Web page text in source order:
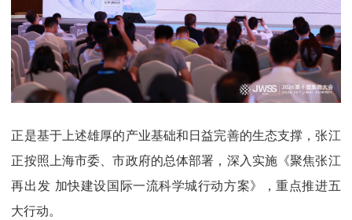
正是基于上述雄厚的产业基础和日益完善的生态支撑，张江
正按照上海市委、市政府的总体部署，深入实施《聚焦张江
再出发 加快建设国际一流科学城行动方案》，重点推进五
大行动。